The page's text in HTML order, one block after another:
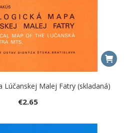
Lúčanskej Malej Fatry (skladaná)
€2.65